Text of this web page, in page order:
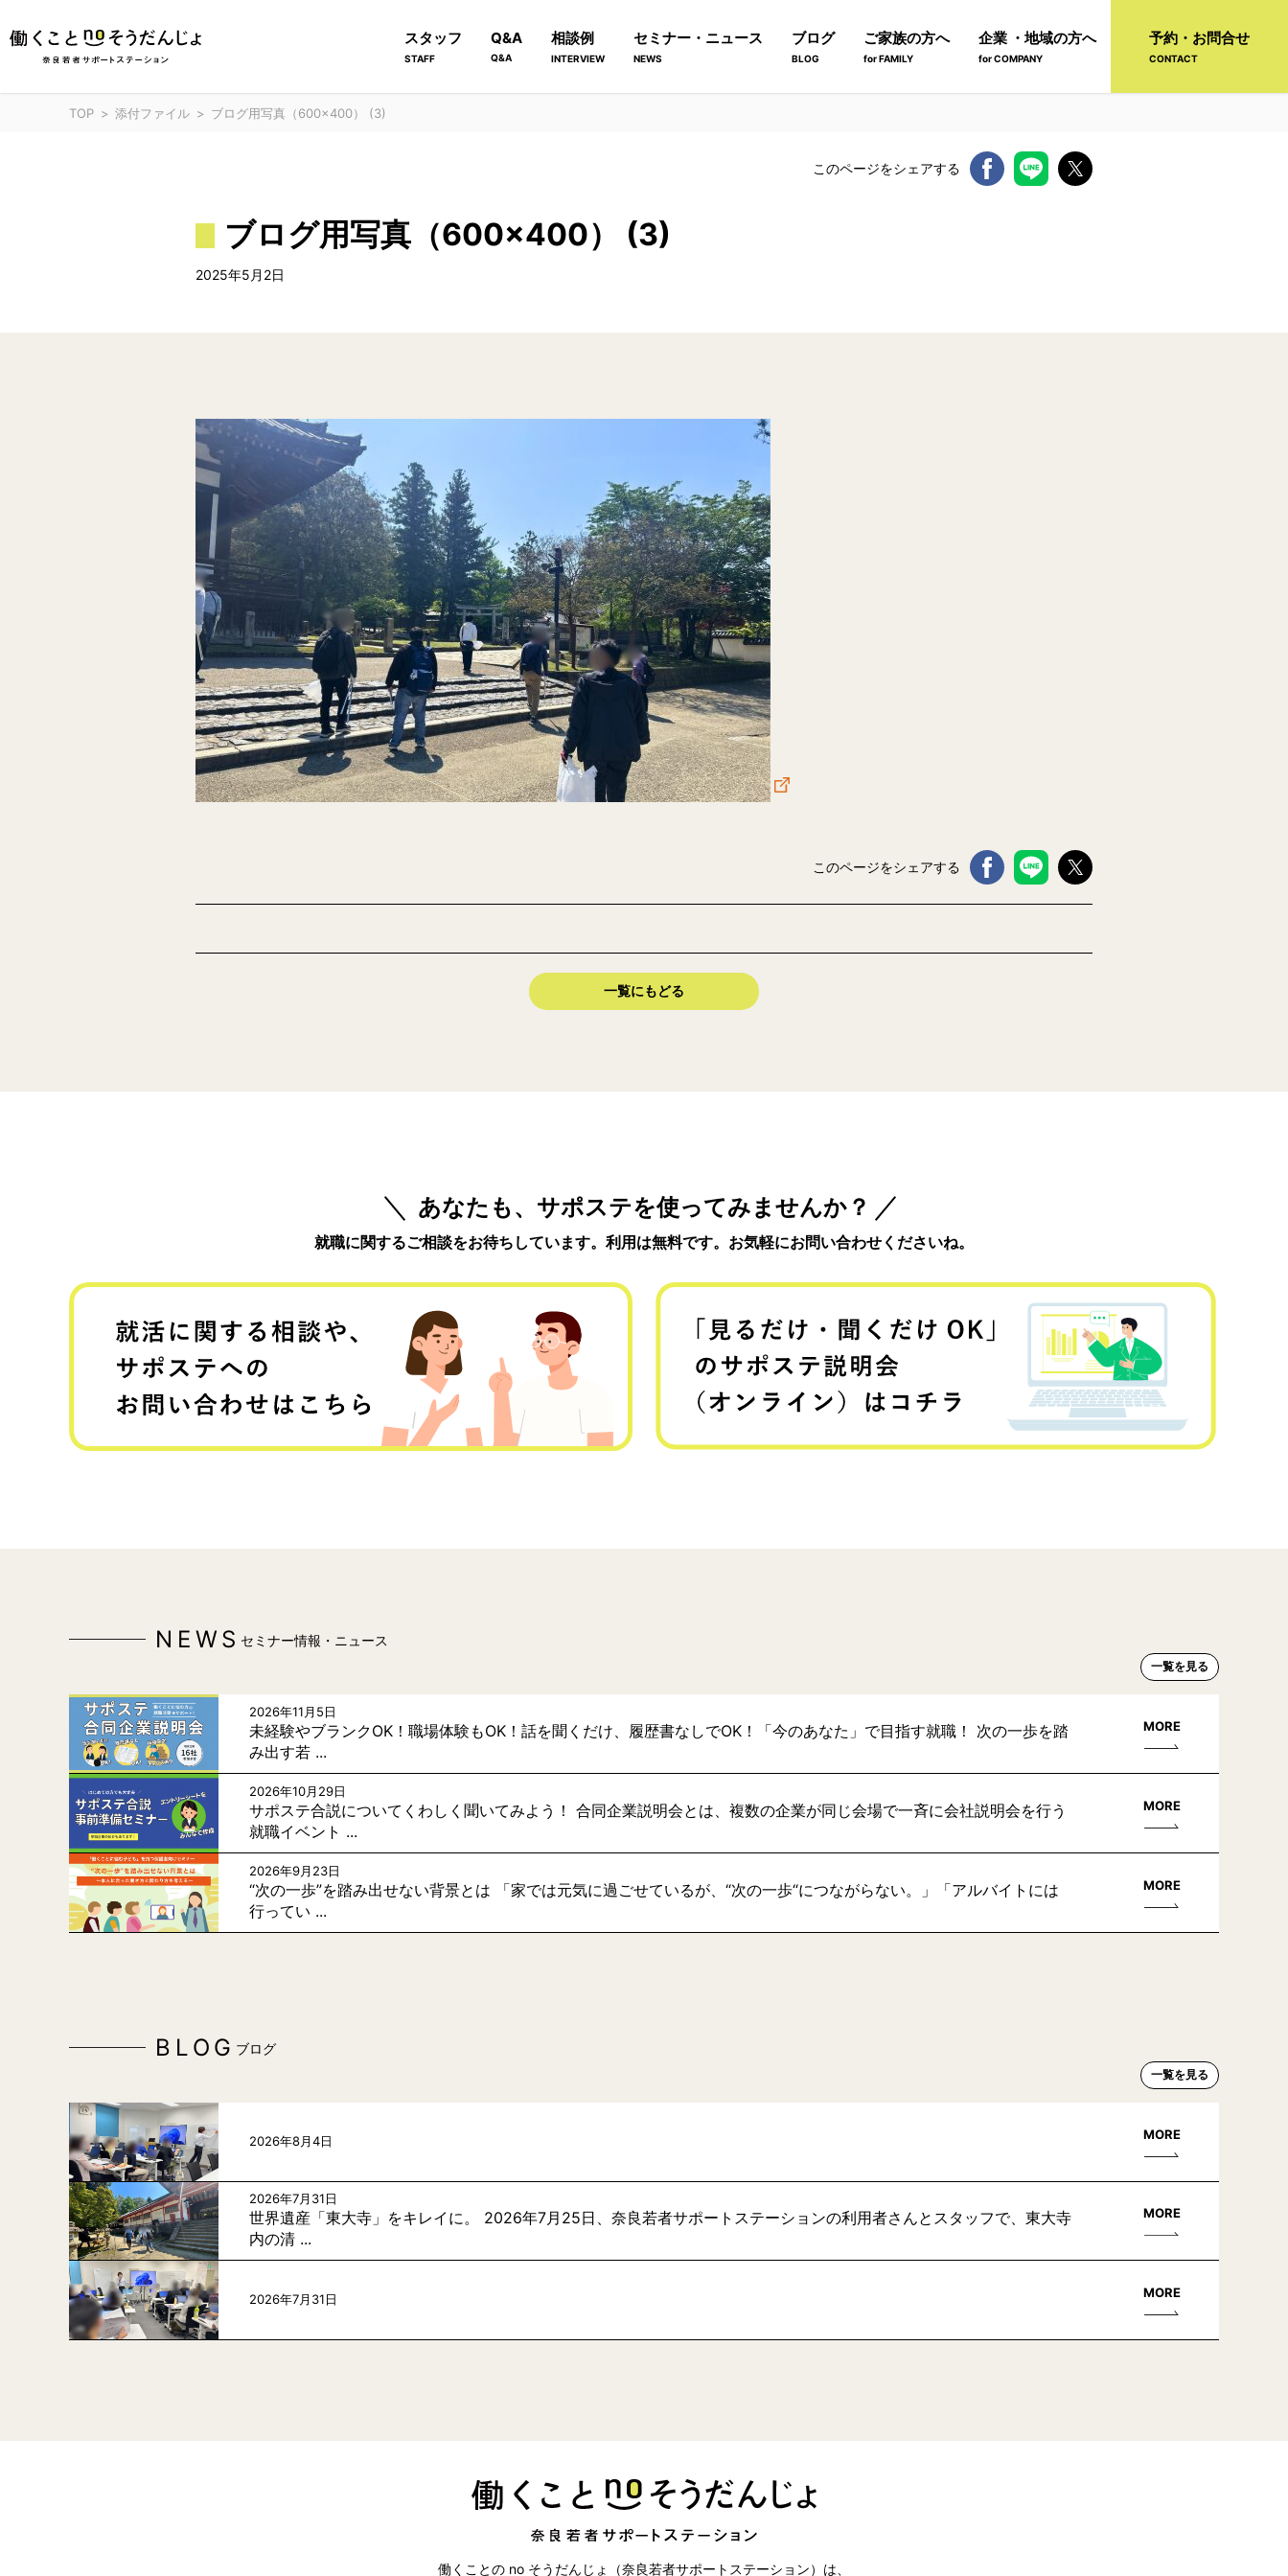
スタッフ
STAFF
Q&A
Q&A
相談例
INTERVIEW
セミナー・ニュース
NEWS
ブログ
BLOG
ご家族の方へ
for FAMILY
企業 ・地域の方へ
for COMPANY
予約・お問合せ
CONTACT
TOP 添付ファイル ブログ用写真（600×400） (3)
このページをシェアする
ブログ用写真（600×400） (3)
2025年5月2日
このページをシェアする
一覧にもどる
あなたも、サポステを使ってみませんか？
就職に関するご相談をお待ちしています。利用は無料です。お気軽にお問い合わせくださいね。
NEWS セミナー情報・ニュース
一覧を見る
2026年11月5日
未経験やブランクOK！職場体験もOK！話を聞くだけ、履歴書なしでOK！「今のあなた」で目指す就職！ 次の一歩を踏
み出す若 ...
MORE
2026年10月29日
サポステ合説についてくわしく聞いてみよう！ 合同企業説明会とは、複数の企業が同じ会場で一斉に会社説明会を行う
就職イベント ...
MORE
2026年9月23日
“次の一歩”を踏み出せない背景とは 「家では元気に過ごせているが、“次の一歩“につながらない。」「アルバイトには
行ってい ...
MORE
BLOG ブログ
一覧を見る
2026年8月4日 MORE
2026年7月31日
世界遺産「東大寺」をキレイに。 2026年7月25日、奈良若者サポートステーションの利用者さんとスタッフで、東大寺
内の清 ...
MORE
2026年7月31日 MORE
働くことの no そうだんじょ（奈良若者サポートステーション）は、